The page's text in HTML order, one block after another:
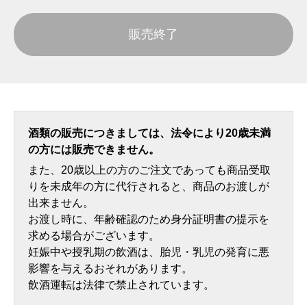
販売終了
酒類の販売につきましては、法令により20歳未満
の方には販売できません。
また、20歳以上の方のご注文であっても商品受取
りを未成年の方に代行されると、商品のお渡しが
出来ません。
お渡し時に、年齢確認のため身分証明書の提示を
求める場合がございます。
妊娠中や授乳期の飲酒は、胎児・乳児の発育に悪
影響を与えるおそれがあります。
飲酒運転は法律で禁止されています。